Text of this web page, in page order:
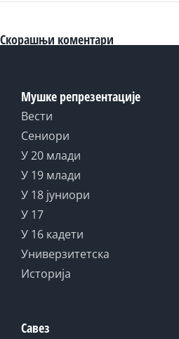
Скорашњи коментари
Мушке репрезентације
Вести
Сениори
У 20 млади
У 19 млади
У 18 јуниори
У 17
У 16 кадети
Универзитетска
Историја
Савез